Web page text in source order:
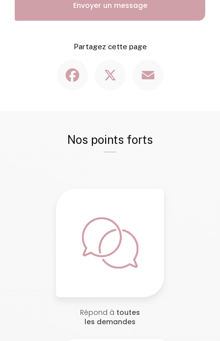
Envoyer un message
Partagez cette page
Nos points forts
Répond à toutes
les demandes